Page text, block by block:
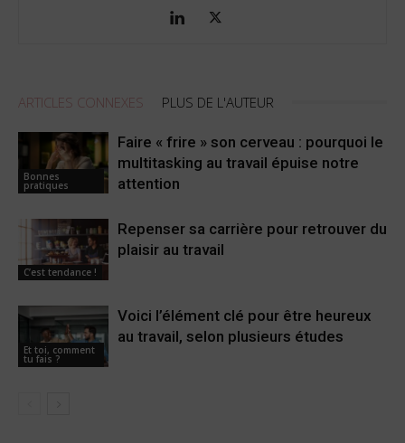
ARTICLES CONNEXES PLUS DE L'AUTEUR
Bonnes
pratiques
Faire « frire » son cerveau : pourquoi le
multitasking au travail épuise notre
attention
C’est tendance !
Repenser sa carrière pour retrouver du
plaisir au travail
Et toi, comment
tu fais ?
Voici l’élément clé pour être heureux
au travail, selon plusieurs études